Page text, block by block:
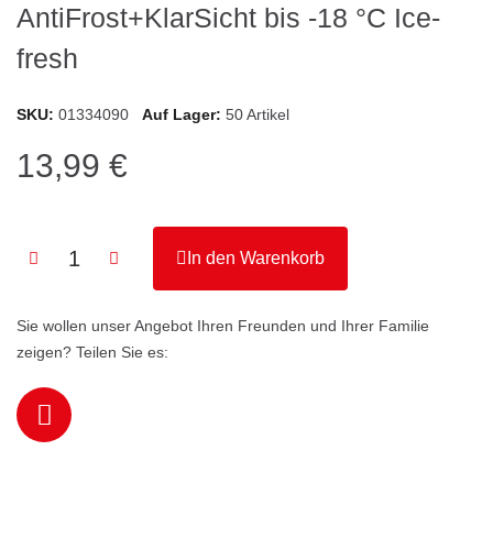
AntiFrost+KlarSicht bis -18 °C Ice-
fresh
SKU 01334090 Auf Lager 50 Artikel
13,99 €
In den Warenkorb
Sie wollen unser Angebot Ihren Freunden und Ihrer Familie
zeigen? Teilen Sie es: